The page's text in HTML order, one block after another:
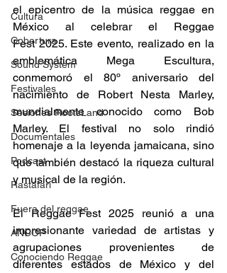
Cultura
Cobertura
Sound System
Festivales
Sesiones RootsLand
Documentales
Podcast
Rastafari
Fuera del reggae
ANCOP
Conociendo Reggae
el epicentro de la música reggae en
México al celebrar el Reggae
Fest 2025. Este evento, realizado en la
emblemática Mega Escultura,
conmemoró el 80º aniversario del
nacimiento de Robert Nesta Marley,
mundialmente conocido como Bob
Marley. El festival no solo rindió
homenaje a la leyenda jamaicana, sino
que también destacó la riqueza cultural
y musical de la región.
El Reggae Fest 2025 reunió a una
impresionante variedad de artistas y
agrupaciones provenientes de
diferentes estados de México y del